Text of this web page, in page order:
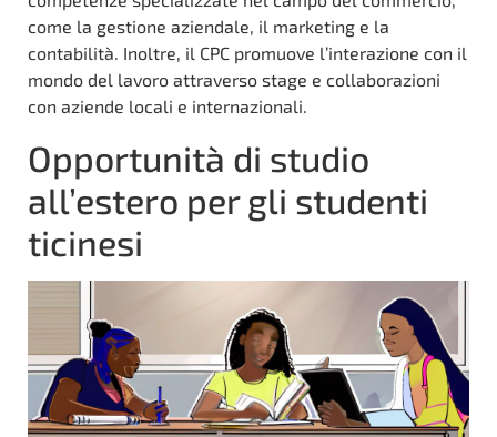
come la gestione aziendale, il marketing e la
contabilità. Inoltre, il CPC promuove l’interazione con il
mondo del lavoro attraverso stage e collaborazioni
con aziende locali e internazionali.
Opportunità di studio
all’estero per gli studenti
ticinesi